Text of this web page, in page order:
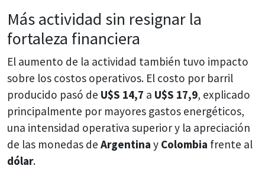
Más actividad sin resignar la
fortaleza financiera
El aumento de la actividad también tuvo impacto
sobre los costos operativos. El costo por barril
producido pasó de U$S 14,7 a U$S 17,9, explicado
principalmente por mayores gastos energéticos,
una intensidad operativa superior y la apreciación
de las monedas de Argentina y Colombia frente al
dólar.